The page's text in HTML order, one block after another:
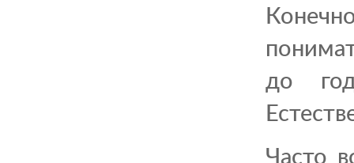
до
Часто